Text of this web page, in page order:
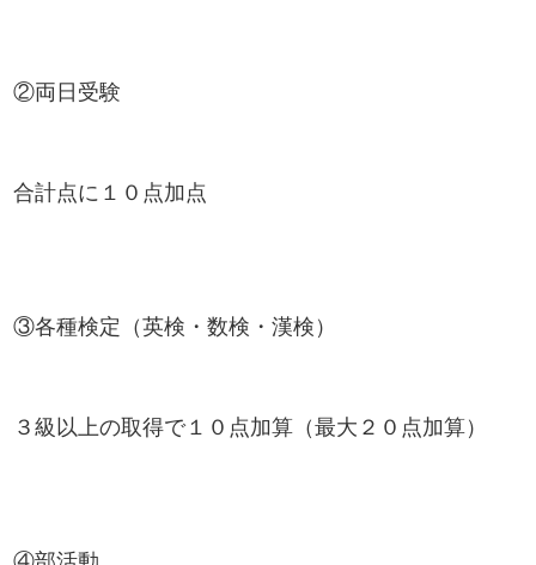
②両日受験
合計点に１０点加点
③各種検定（英検・数検・漢検）
３級以上の取得で１０点加算（最大２０点加算）